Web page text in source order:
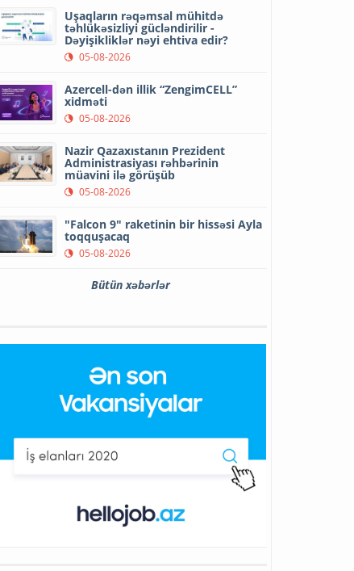
Uşaqların rəqəmsal mühitdə
təhlükəsizliyi gücləndirilir -
Dəyişikliklər nəyi ehtiva edir?
05-08-2026
Azercell-dən illik “ZengimCELL”
xidməti
05-08-2026
Nazir Qazaxıstanın Prezident
Administrasiyası rəhbərinin
müavini ilə görüşüb
05-08-2026
"Falcon 9" raketinin bir hissəsi Ayla
toqquşacaq
05-08-2026
Bütün xəbərlər